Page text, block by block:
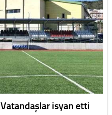
isyan etti